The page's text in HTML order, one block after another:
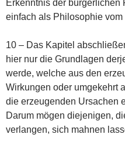
Erkenntnis der bürgerlichen
einfach als Philosophie vom
10 – Das Kapitel
hier nur die Grundlagen
werde, welche aus den
Wirkungen oder umgekehrt
die erzeugenden Ursachen
Darum mögen diejenigen,
verlangen, sich mahnen